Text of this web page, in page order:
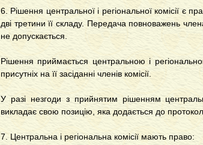
6. Рішення центральної і регіональної комісії є
дві третини її складу. Передача повноважень
не допускається.
Рішення приймається центральною і
присутніх на її засіданні членів комісії.
У разі незгоди з прийнятим рішенням
викладає свою позицію, яка додається до
7. Центральна і регіональна комісії мають право: